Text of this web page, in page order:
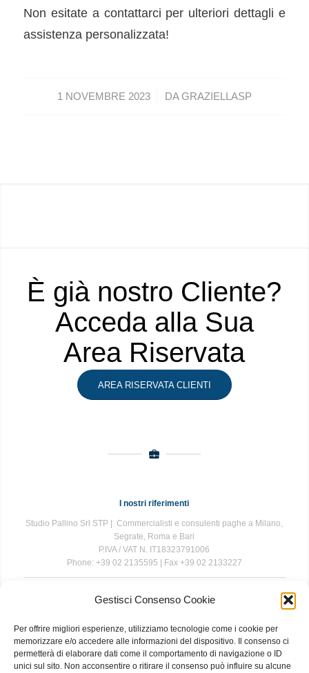
Gestisci Consenso Cookie
Per offrire migliori esperienze, utilizziamo tecnologie come i cookie per
memorizzare e/o accedere alle informazioni del dispositivo. Il consenso ci
permetterà di elaborare dati come il comportamento di navigazione o ID
unici sul sito. Non acconsentire o ritirare il consenso può influire su alcune
Non esitate a contattarci per ulteriori dettagli e
assistenza personalizzata!
1 NOVEMBRE 2023
/ DAGRAZIELLASP
È già nostro Cliente?
Acceda alla Sua
Area Riservata
AREA RISERVATA CLIENTI
I nostri riferimenti
Studio Pallino Srl STP | Commercialisti e consulenti paghe a Milano,
Segrate, Roma e Bari
P.IVA / VAT N. IT18323791006
Phone: +39 02 2135595 | Fax +39 02 2133227
The information contained in this website is for general information
while we endeavour to keep the information up to date and correct, we
make no representations or warranties of any kind, express or implied,
about the completeness, accuracy, reliability, suitability or availability
with respect to the website or the information, products, services, or